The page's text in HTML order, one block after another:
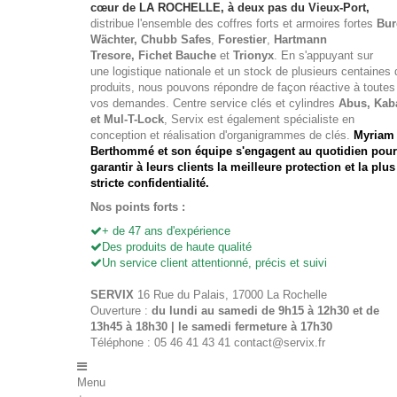
cœur de LA ROCHELLE, à deux pas du Vieux-Port,
distribue l'ensemble des coffres forts et armoires fortes
Wächter, Chubb Safes, Forestier, Hartmann
Tresore, Fichet Bauche et Trionyx. En s'appuyant sur
une logistique nationale et un stock de plusieurs centaines
produits, nous pouvons répondre de façon réactive à toutes
vos demandes. Centre service clés et cylindres Abus,
et Mul-T-Lock, Servix est également spécialiste en
conception et réalisation d'organigrammes de clés. Myriam
Berthommé et son équipe s'engagent au quotidien pour
garantir à leurs clients la meilleure protection et la plus
stricte confidentialité.
Nos points forts :
+ de 47 ans d'expérience
Des produits de haute qualité
Un service client attentionné, précis et suivi
SERVIX 16 Rue du Palais, 17000 La Rochelle
Ouverture : du lundi au samedi de 9h15 à 12h30 et de
13h45 à 18h30 | le samedi fermeture à 17h30
Téléphone : 05 46 41 43 41 contact@servix.fr
Menu